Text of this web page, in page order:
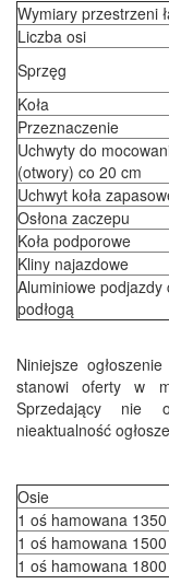
Wymiary przestrzeni
Liczba osi
Sprzęg
Koła
Przeznaczenie
Uchwyty do
(otwory) co 20 cm
Uchwyt koła
Osłona zaczepu
Koła podporowe
Kliny najazdowe
Aluminiowe podjazdy
podłogą
Niniejsze
stanowi oferty w
Sprzedający nie
nieaktualność
Osie
1 oś hamowana
1 oś hamowana
1 oś hamowana